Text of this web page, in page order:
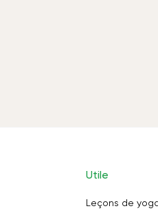
Utile
Leçons de